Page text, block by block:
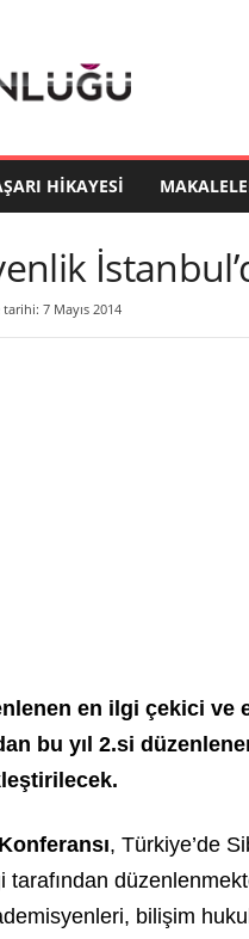
HIKAYESI
7 Mayıs 2014
en ilgi çekici ve
bu yıl 2.si
, Türkiye’de
tarafından
bilişim